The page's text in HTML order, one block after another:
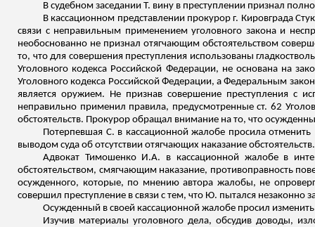
В судебном заседании Т. вину в преступлении признал
В кассационном представлении прокурор г. Кировграда
связи с неправильным применением уголовного закона и
необоснованно не признал отягчающим обстоятельством
то, что для совершения преступления использованы
Уголовного кодекса Российской Федерации, не основана на
Уголовного кодекса Российской Федерации, а Федеральным
является оружием. Не признав совершение преступления с
неправильно применил правила, предусмотренные ст. 62
обстоятельств. Прокурор обращал внимание на то, что
Потерпевшая С. в кассационной жалобе просила отменить
выводом суда об отсутствии отягчающих наказание обстоятельств.
Адвокат Тимошенко И.А. в кассационной жалобе в
обстоятельством, смягчающим наказание, противоправность
осужденного, которые, по мнению автора жалобы, не
совершил преступление в связи с тем, что Ю. пытался незаконно
Осужденный в своей кассационной жалобе просил
Изучив материалы уголовного дела, обсудив доводы,